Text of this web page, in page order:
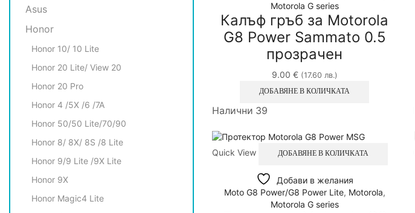
Motorola G series
Калъф гръб за Motorola
G8 Power Sammato 0.5
прозрачен
9.00 €(17.60 лв.)
ДОБАВЯНЕ В КОЛИЧКАТА
Налични 39
Quick View ДОБАВЯНЕ В КОЛИЧКАТА
Добави в желания
Moto G8 Power/G8 Power Lite, Motorola,
Motorola G series
Asus
Honor
Honor 10/ 10 Lite
Honor 20 Lite/ View 20
Honor 20 Pro
Honor 4 /5X /6 /7A
Honor 50/50 Lite/70/90
Honor 8/ 8X/ 8S /8 Lite
Honor 9/9 Lite /9X Lite
Honor 9X
Honor Magic4 Lite